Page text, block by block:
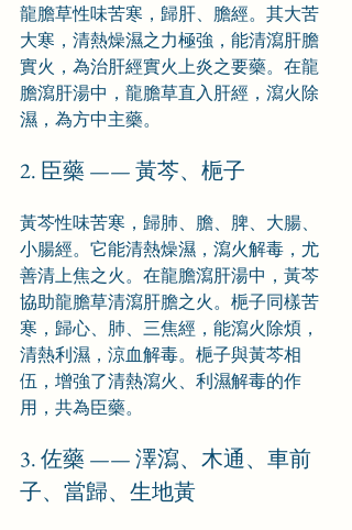
龍膽草性味苦寒，歸肝、膽經。其大苦
大寒，清熱燥濕之力極強，能清瀉肝膽
實火，為治肝經實火上炎之要藥。在龍
膽瀉肝湯中，龍膽草直入肝經，瀉火除
濕，為方中主藥。
2. 臣藥 —— 黃芩、梔子
黃芩性味苦寒，歸肺、膽、脾、大腸、
小腸經。它能清熱燥濕，瀉火解毒，尤
善清上焦之火。在龍膽瀉肝湯中，黃芩
協助龍膽草清瀉肝膽之火。梔子同樣苦
寒，歸心、肺、三焦經，能瀉火除煩，
清熱利濕，涼血解毒。梔子與黃芩相
伍，增強了清熱瀉火、利濕解毒的作
用，共為臣藥。
3. 佐藥 —— 澤瀉、木通、車前
子、當歸、生地黃